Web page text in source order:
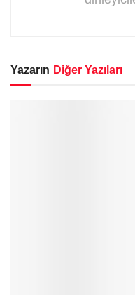
Yazarın Diğer Yazıları